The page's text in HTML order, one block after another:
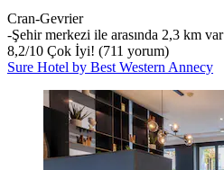
Cran-Gevrier
‐Şehir merkezi ile arasında 2,3 km var
8,2/10 Çok İyi! (711 yorum)
Sure Hotel by Best Western Annecy